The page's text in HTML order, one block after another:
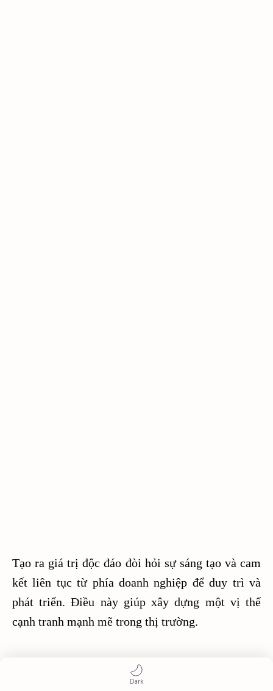
Tạo ra giá trị độc đáo đòi hỏi sự sáng tạo và cam
kết liên tục từ phía doanh nghiệp để duy trì và
phát triển. Điều này giúp xây dựng một vị thế
cạnh tranh mạnh mẽ trong thị trường.
#4. Chú Trọng Đến Chất Lượng: